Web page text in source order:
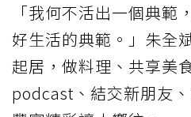
「我何不活出一個典範
好生活的典範。」朱全
起居，做料理、共享美
podcast、結交新朋友